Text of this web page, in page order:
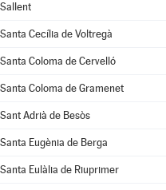
Sallent
Santa Cecília de Voltregà
Santa Coloma de Cervelló
Santa Coloma de Gramenet
Sant Adrià de Besòs
Santa Eugènia de Berga
Santa Eulàlia de Riuprimer